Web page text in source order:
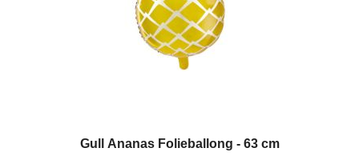
Gull Ananas Folieballong - 63 cm